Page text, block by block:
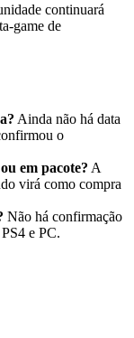
continuará
de
Ainda não há data
o
em pacote? A
virá como compra
Não há confirmação
e PC.